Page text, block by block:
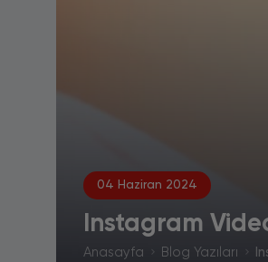
04 Haziran 2024
Instagram
Anasayfa Blog Yazıları